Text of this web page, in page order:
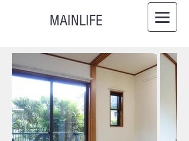
MAINLIFE